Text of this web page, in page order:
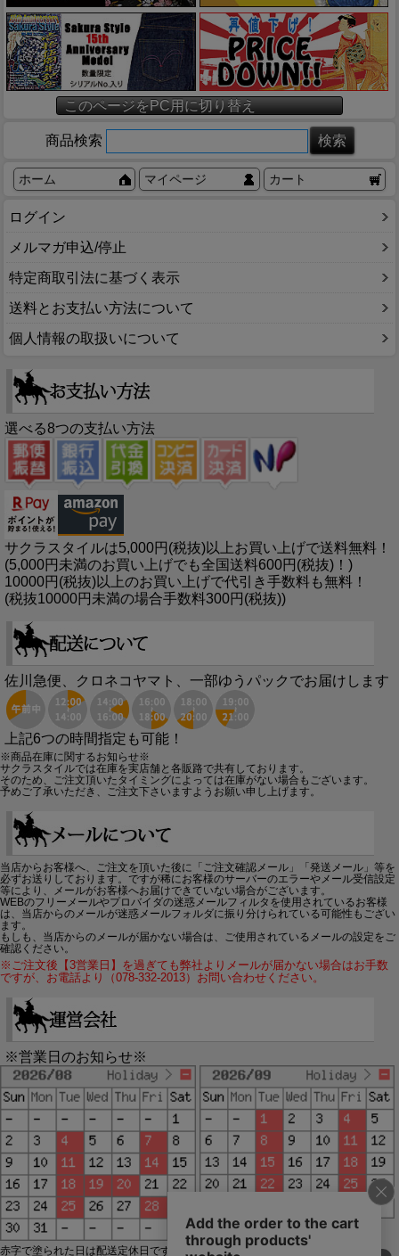
このページをPC用に切り替え
商品検索
ホーム マイページ カート
ログイン
メルマガ申込/停止
特定商取引法に基づく表示
送料とお支払い方法について
個人情報の取扱いについて
選べる8つの支払い方法
サクラスタイルは5,000円(税抜)以上お買い上げで送料無料！
(5,000円未満のお買い上げでも全国送料600円(税抜)！)
10000円(税抜)以上のお買い上げで代引き手数料も無料！
(税抜10000円未満の場合手数料300円(税抜))
佐川急便、クロネコヤマト、一部ゆうパックでお届けします
上記6つの時間指定も可能！
※商品在庫に関するお知らせ※
サクラスタイルでは在庫を実店舗と各販路で共有しております。
そのため、ご注文頂いたタイミングによっては在庫がない場合もございます。
予めご了承いただき、ご注文下さいますようお願い申し上げます。
当店からお客様へ、ご注文を頂いた後に「ご注文確認メール」「発送メール」等を
必ずお送りしております。ですが稀にお客様のサーバーのエラーやメール受信設定
等により、メールがお客様へお届けできていない場合がございます。
WEBのフリーメールやプロバイダの迷惑メールフィルタを使用されているお客様
は、当店からのメールが迷惑メールフォルダに振り分けられている可能性もござい
ます。
もしも、当店からのメールが届かない場合は、ご使用されているメールの設定をご
確認ください。
※ご注文後【3営業日】を過ぎても弊社よりメールが届かない場合はお手数
ですが、お電話より（078-332-2013）お問い合わせください。
※営業日のお知らせ※
赤字で塗られた日は配送定休日です。